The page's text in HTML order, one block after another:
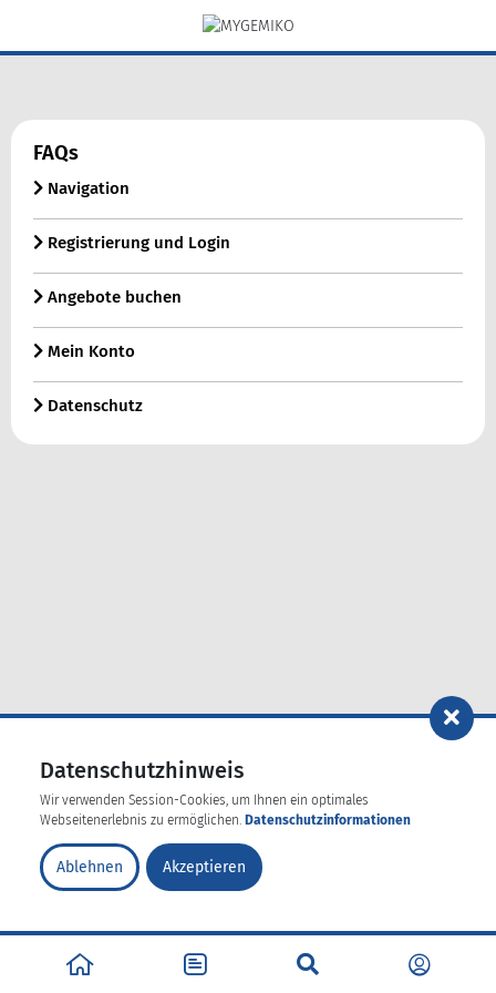
Datenschutzhinweis
Wir verwenden Session-Cookies, um Ihnen ein optimales
Webseitenerlebnis zu ermöglichen. Datenschutzinformationen
Ablehnen Akzeptieren
FAQs
Navigation
Registrierung und Login
Angebote buchen
Mein Konto
Datenschutz